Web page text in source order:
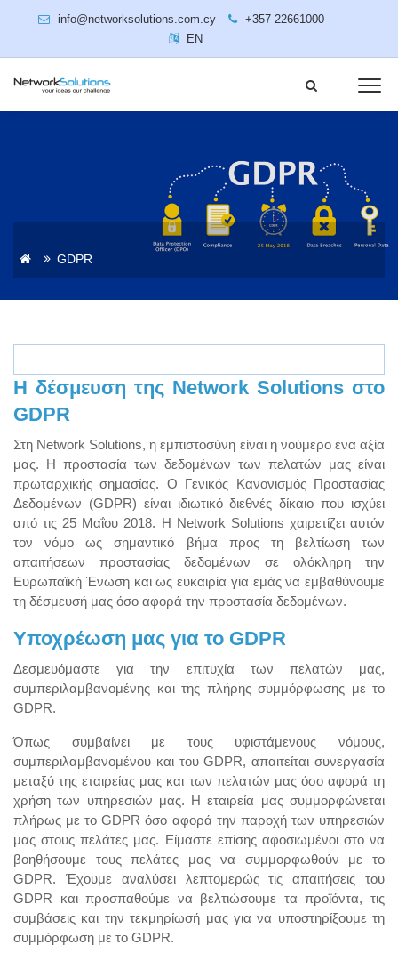
info@networksolutions.com.cy
+357 22661000
EN
GDPR
Η δέσμευση της Network Solutions στο
GDPR
Στη Network Solutions, η εμπιστοσύνη είναι η νούμερο ένα αξία
μας. Η προστασία των δεδομένων των πελατών μας είναι
πρωταρχικής σημασίας. Ο Γενικός Κανονισμός Προστασίας
Δεδομένων (GDPR) είναι ιδιωτικό διεθνές δίκαιο που ισχύει
από τις 25 Μαΐου 2018. Η Network Solutions χαιρετίζει αυτόν
τον νόμο ως σημαντικό βήμα προς τη βελτίωση των
απαιτήσεων προστασίας δεδομένων σε ολόκληρη την
Ευρωπαϊκή Ένωση και ως ευκαιρία για εμάς να εμβαθύνουμε
τη δέσμευσή μας όσο αφορά την προστασία δεδομένων.
Υποχρέωση μας για το GDPR
Δεσμευόμαστε για την επιτυχία των πελατών μας,
συμπεριλαμβανομένης και της πλήρης συμμόρφωσης με το
GDPR.
Όπως συμβαίνει με τους υφιστάμενους νόμους,
συμπεριλαμβανομένου και του GDPR, απαιτείται συνεργασία
μεταξύ της εταιρείας μας και των πελατών μας όσο αφορά τη
χρήση των υπηρεσιών μας. Η εταιρεία μας συμμορφώνεται
πλήρως με το GDPR όσο αφορά την παροχή των υπηρεσιών
μας στους πελάτες μας. Είμαστε επίσης αφοσιωμένοι στο να
βοηθήσουμε τους πελάτες μας να συμμορφωθούν με το
GDPR. Έχουμε αναλύσει λεπτομερώς τις απαιτήσεις του
GDPR και προσπαθούμε να βελτιώσουμε τα προϊόντα, τις
συμβάσεις και την τεκμηρίωσή μας για να υποστηρίξουμε τη
συμμόρφωση με το GDPR.